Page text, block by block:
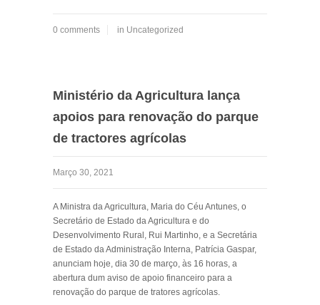
0 comments in Uncategorized
Ministério da Agricultura lança
apoios para renovação do parque
de tractores agrícolas
Março 30, 2021
A Ministra da Agricultura, Maria do Céu Antunes, o
Secretário de Estado da Agricultura e do
Desenvolvimento Rural, Rui Martinho, e a Secretária
de Estado da Administração Interna, Patrícia Gaspar,
anunciam hoje, dia 30 de março, às 16 horas, a
abertura dum aviso de apoio financeiro para a
renovação do parque de tratores agrícolas.